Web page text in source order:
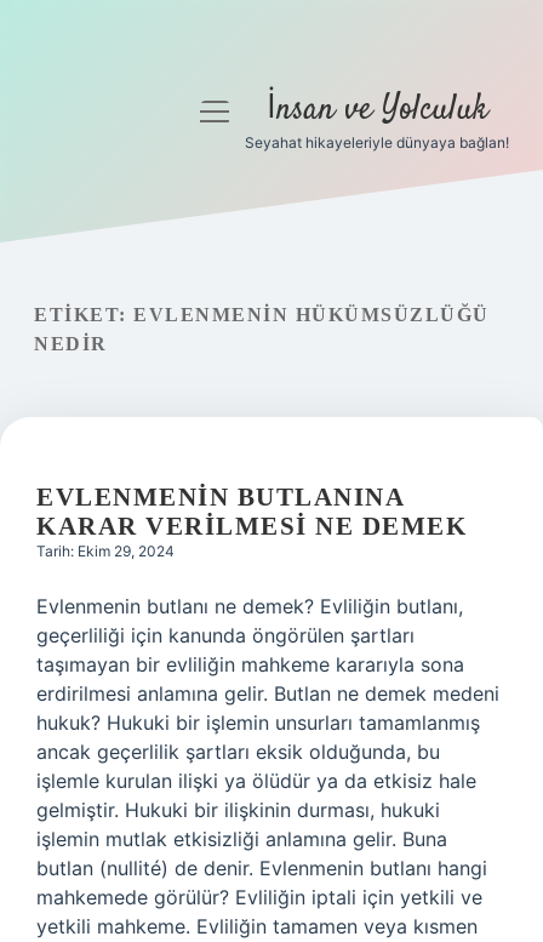
Gizlilik Politikası
Hakkımızda
menüyü İnsan ve Yolculuk
Seyahat hikayeleriyle dünyaya bağlan!
ETIKET: EVLENMENIN HÜKÜMSÜZLÜĞÜ
NEDIR
EVLENMENIN BUTLANINA
KARAR VERILMESI NE DEMEK
Tarih: Ekim 29, 2024
Evlenmenin butlanı ne demek? Evliliğin butlanı,
geçerliliği için kanunda öngörülen şartları
taşımayan bir evliliğin mahkeme kararıyla sona
erdirilmesi anlamına gelir. Butlan ne demek medeni
hukuk? Hukuki bir işlemin unsurları tamamlanmış
ancak geçerlilik şartları eksik olduğunda, bu
işlemle kurulan ilişki ya ölüdür ya da etkisiz hale
gelmiştir. Hukuki bir ilişkinin durması, hukuki
işlemin mutlak etkisizliği anlamına gelir. Buna
butlan (nullité) de denir. Evlenmenin butlanı hangi
mahkemede görülür? Evliliğin iptali için yetkili ve
yetkili mahkeme. Evliliğin tamamen veya kısmen